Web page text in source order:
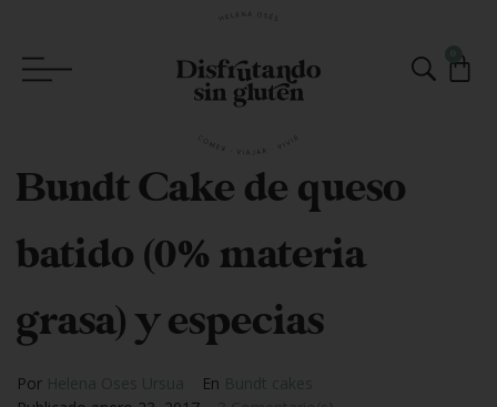
Bundt Cake de queso
batido (0% materia
grasa) y especias
Por Helena Oses Ursua En Bundt cakes